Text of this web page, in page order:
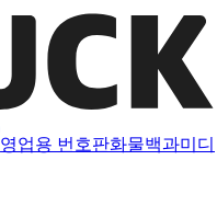
영업용 번호판화물백과미디